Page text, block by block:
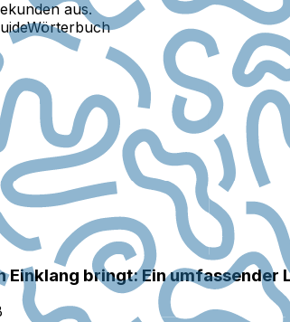
aus.
Wörterbuch
bringt: Ein umfassender